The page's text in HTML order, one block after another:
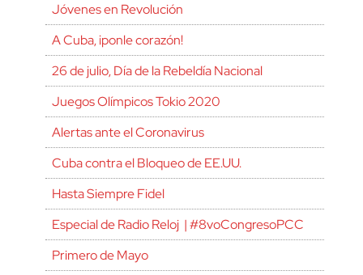
Jóvenes en Revolución
A Cuba, ¡ponle corazón!
26 de julio, Día de la Rebeldía Nacional
Juegos Olímpicos Tokio 2020
Alertas ante el Coronavirus
Cuba contra el Bloqueo de EE.UU.
Hasta Siempre Fidel
Especial de Radio Reloj | #8voCongresoPCC
Primero de Mayo